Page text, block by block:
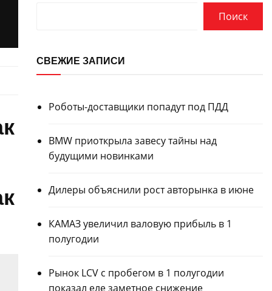
Поиск
СВЕЖИЕ ЗАПИСИ
Роботы-доставщики попадут под ПДД
BMW приоткрыла завесу тайны над
будущими новинками
Дилеры объяснили рост авторынка в июне
КАМАЗ увеличил валовую прибыль в 1
полугодии
Рынок LCV с пробегом в 1 полугодии
показал еле заметное снижение